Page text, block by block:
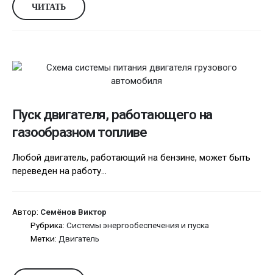
ЧИТАТЬ
Пуск двигателя, работающего на
газообразном топливе
Любой двигатель, работающий на бензине, может быть
переведен на работу...
Автор: Семёнов Виктор
Рубрика: Системы энергообеспечения и пуска
Метки: Двигатель